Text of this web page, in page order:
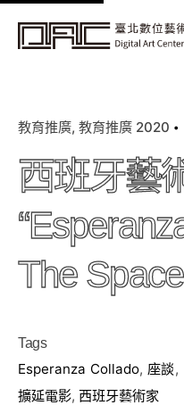
k
c
o
n
教育推廣 教育推廣 2020
西班牙藝
The
Tags
Esperanza Collado, 座談,
擴延電影, 西班牙藝術家